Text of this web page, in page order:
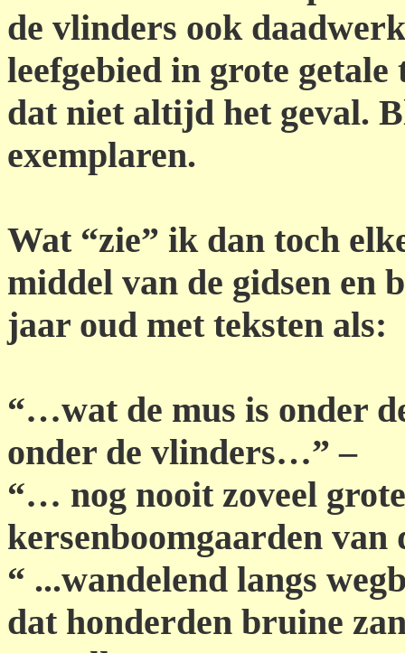
de vlinders ook
leefgebied in grote
dat niet altijd het geval.
exemplaren.
Wat “zie” ik dan toch
middel van de gidsen en
jaar oud met teksten als:
“…wat de mus is onder
onder de vlinders…” –
“… nog nooit zoveel
kersenboomgaarden
“ ...wandelend langs
dat honderden bruine